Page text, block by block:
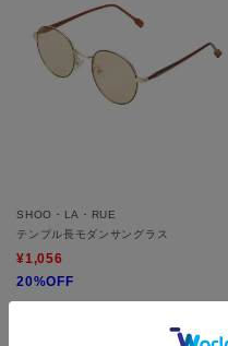
SHOO・LA・RUE
テンプル長モダンサングラス
¥1,056
20%OFF